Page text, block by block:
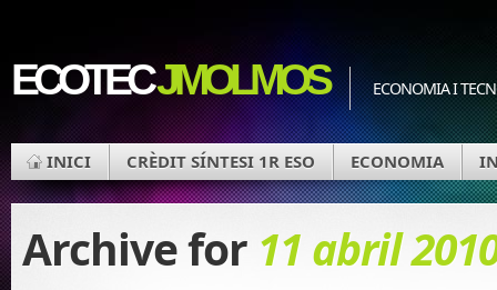
ECOTECJMOLMOS ECONOMIA I
INICI CRÈDIT SÍNTESI 1R ESO ECONOMIA
Archive for 11 abril